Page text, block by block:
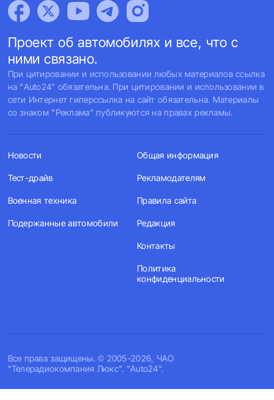
Проект об автомобилях и все, что с
ними связано.
При цитировании и использовании любых материалов ссылка
на "Auto24" обязательна. При цитировании и использовании в
сети Интернет гиперссылка на сайт обязательна. Материалы
со знаком "Реклама" публикуются на правах рекламы.
Все права защищены. © 2005-2026, ЧАО
"Телерадиокомпания Люкс". "Auto24".
Новости
Тест-драйв
Военная техника
Подержанные автомобили
Общая информация
Рекламодателям
Правила сайта
Редакция
Контакты
Политика
конфиденциальности